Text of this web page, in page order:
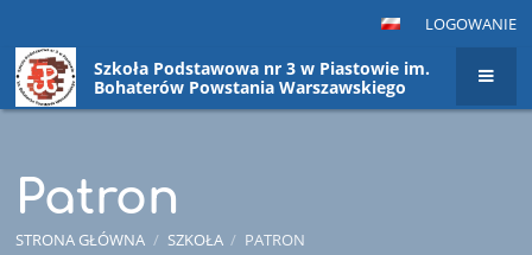
LOGOWANIE
Szkoła Podstawowa nr 3 w Piastowie im.
Bohaterów Powstania Warszawskiego
Patron
STRONA GŁÓWNA / SZKOŁA / PATRON